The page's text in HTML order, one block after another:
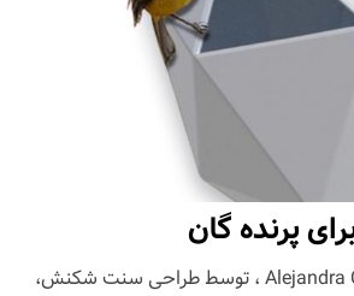
پرنده گان
هنرمند طراح Alejandra Castelao ، توسط طراحی سنت شکنش،